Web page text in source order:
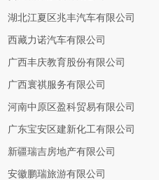
湖北江夏区兆丰汽车有限公司
西藏力诺汽车有限公司
广西丰庆教育股份有限公司
广西寰祺服务有限公司
河南中原区盈科贸易有限公司
广东宝安区建新化工有限公司
新疆瑞吉房地产有限公司
安徽鹏瑞旅游有限公司